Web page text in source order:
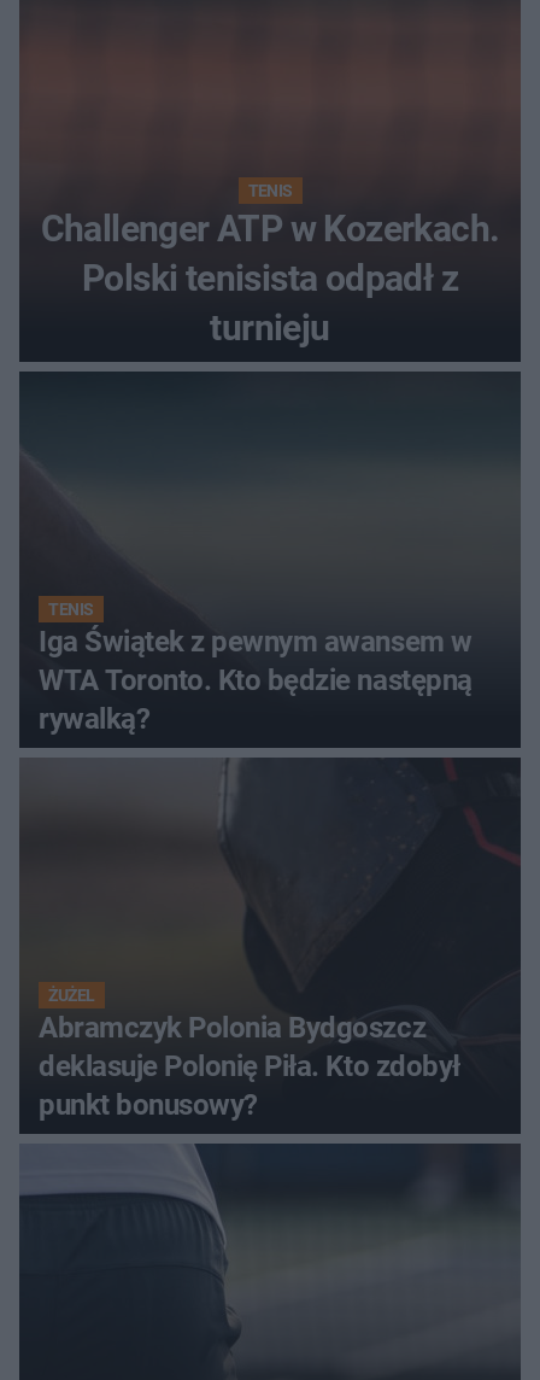
TENIS
Challenger ATP w Kozerkach.
Polski tenisista odpadł z
turnieju
TENIS
Iga Świątek z pewnym awansem w
WTA Toronto. Kto będzie następną
rywalką?
ŻUŻEL
Abramczyk Polonia Bydgoszcz
deklasuje Polonię Piła. Kto zdobył
punkt bonusowy?